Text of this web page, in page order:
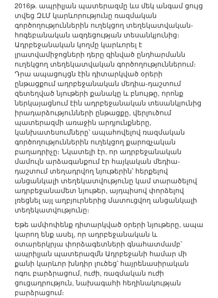
2016թ. ապրիլյան պատերազմը ևս մեկ անգամ ցույց
տվեց ԶԼՄ կարևորությունը ռազմական
գործողություններին ուղեկցող տեղեկատվական-
հոգեբանական ազդեցության տեսանկյունից։
Ադրբեջանական կողմը կարևորել է
լրատվամիջոցների դերը զինված ընդհարմանն
ուղեկցող տեղեկատվական գործողություններում։
Դրա ապացույցն էին դիտարկված օրերի
ընթացքում ադրբեջանական մեդիա-դաշտում
զետեղված նյութերի քանակը և բնույթը, որոնք
ներկայացնում էին ադրբեջանական տեսանկյունից
իրադարձությունների ընթացքը, վերլուծում
պատերազմի առաջին արդյունքները,
կանխատեսումները՝ ապահովելով ռազմական
գործողություններին ուղեկցող քարոզչական
բաղադրիչը։ Նկատելի էր, որ ադրբեջանական
մամուլն արձագանքում էր հայկական մեդիա-
դաշտում տեղադրվող նյութերին՝ հերքելով
անցանկալի տեղեկատվությունը կամ տարածելով
ադրբեջանամետ նյութեր, այդպիսով փորձելով
լռեցնել այլ աղբյուրներից մատուցվող անցանկալի
տեղեկատվությունը։
Եթե ամփոփենք դիտարկված օրերի նյութերը, ապա
կարող ենք ասել, որ ադրբեջանական և
օտարերկրյա փորձագետների գնահատմամբ՝
ապրիլյան պատերազմն Ադրբեջանի համար մի
քանի կարևոր խնդիր լուծեց՝ հայրենասիրական
ոգու բարձրացում, ուժի, ռազմական ուժի
ցուցադրություն, նախագահի հեղինակության
բարձրացում։